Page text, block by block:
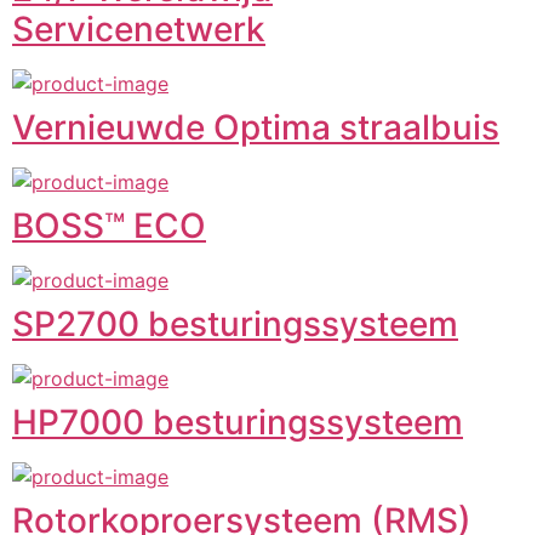
Servicenetwerk
Vernieuwde Optima straalbuis
BOSS™ ECO
SP2700 besturingssysteem
HP7000 besturingssysteem
Rotorkoproersysteem (RMS)